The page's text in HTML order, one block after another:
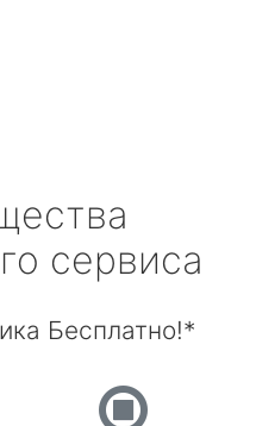
сервиса
Бесплатно!*